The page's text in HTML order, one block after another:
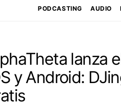
PODCASTING AUDIO
lanza
y Android: